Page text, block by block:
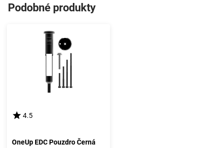
Podobné produkty
4.5
OneUp EDC Pouzdro Černá